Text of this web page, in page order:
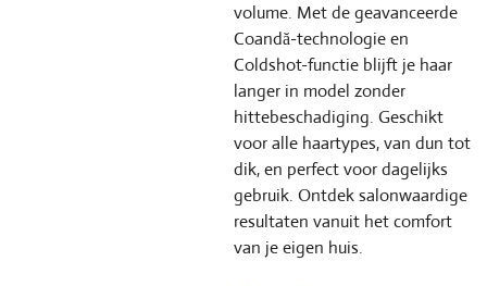
volume. Met de geavanceerde
Coandă-technologie en
Coldshot-functie blijft je haar
langer in model zonder
hittebeschadiging. Geschikt
voor alle haartypes, van dun tot
dik, en perfect voor dagelijks
gebruik. Ontdek salonwaardige
resultaten vanuit het comfort
van je eigen huis.